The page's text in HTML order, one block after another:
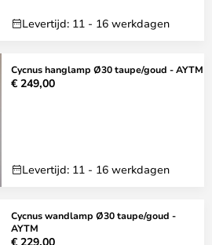
Levertijd: 11 - 16 werkdagen
Cycnus hanglamp Ø30 taupe/goud - AYTM
€ 249,00
Levertijd: 11 - 16 werkdagen
Cycnus wandlamp Ø30 taupe/goud -
AYTM
€ 229,00